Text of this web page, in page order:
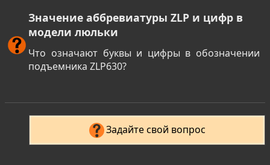
Значение аббревиатуры ZLP и цифр в
модели люльки
Что означают буквы и цифры в обозначении
подъемника ZLP630?
Задайте свой вопрос